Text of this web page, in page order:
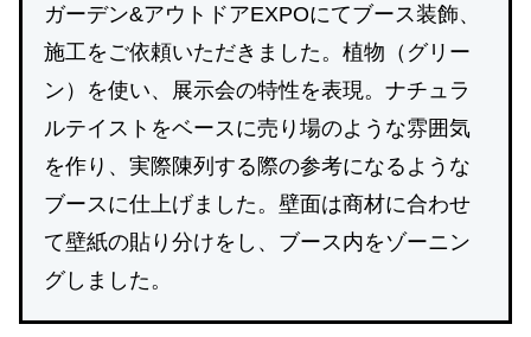
ガーデン&アウトドアEXPOにてブース装飾、
施工をご依頼いただきました。植物（グリー
ン）を使い、展示会の特性を表現。ナチュラ
ルテイストをベースに売り場のような雰囲気
を作り、実際陳列する際の参考になるような
ブースに仕上げました。壁面は商材に合わせ
て壁紙の貼り分けをし、ブース内をゾーニン
グしました。